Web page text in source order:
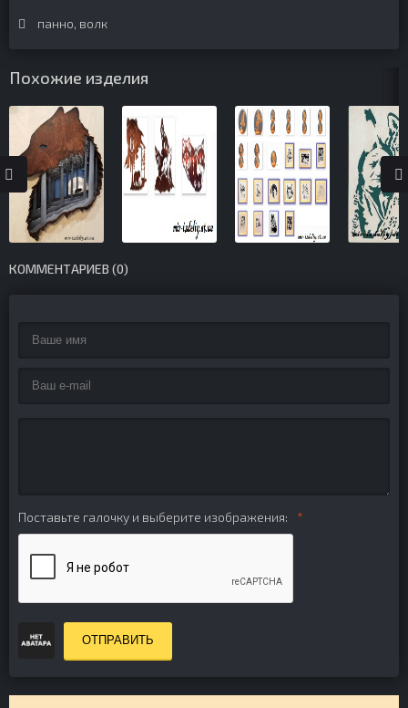
панно, волк
Похожие изделия
КОММЕНТАРИЕВ (0)
Поставьте галочку и выберите изображения:
ОТПРАВИТЬ